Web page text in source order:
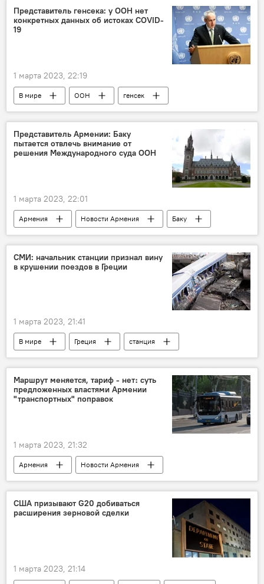
Представитель генсека: у ООН нет
конкретных данных об истоках COVID-
19
1 марта 2023, 22:19
В мире ООН
генсек
коронавирус
Представитель Армении: Баку
пытается отвлечь внимание от
решения Международного суда ООН
1 марта 2023, 22:01
Армения Новости Армения
Баку
Политика
решение
суд
ООН
СМИ: начальник станции признал вину
в крушении поездов в Греции
1 марта 2023, 21:41
В мире Греция
станция
СМИ
начальник
крушение
поезд
Маршрут меняется, тариф - нет։ суть
предложенных властями Армении
"транспортных" поправок
1 марта 2023, 21:32
Армения
Новости Армения
транспорт
маршрут
США призывают G20 добиваться
расширения зерновой сделки
1 марта 2023, 21:14